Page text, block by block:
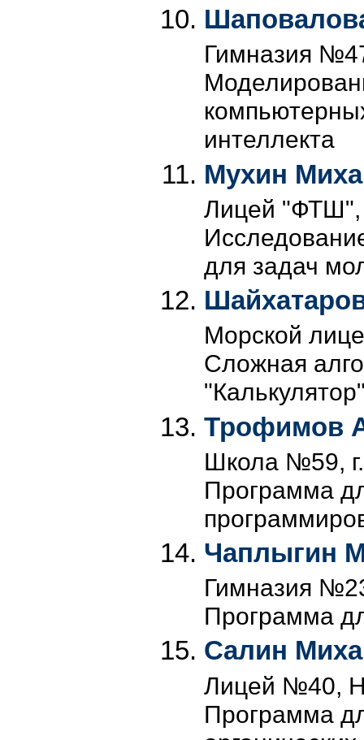
Гимназия
интеллекта
Мухин
Лицей "ФТШ",
для задач
Морской
Сложная
Трофимов
Школа №59,
Программа
Чаплыгин
Гимназия
Программа
Салин
Лицей №40,
Программа